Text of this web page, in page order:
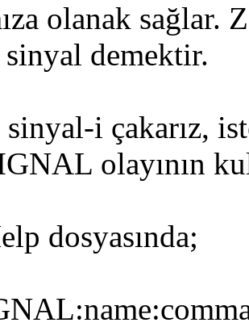
olanak sağlar.
sinyal demektir.
sinyal-i çakarız,
olayının
dosyasında;